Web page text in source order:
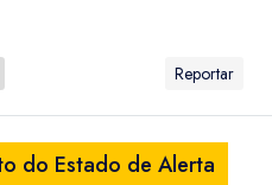
Reportar
do Estado de Alerta